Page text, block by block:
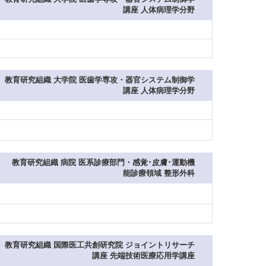
講座 人体病理学分野
教育研究組織 大学院 医歯学専攻・器官システム制御学
講座 人体病理学分野
教育研究組織 病院 医系診療部門・感覚･皮膚･運動機
能診療領域 整形外科
教育研究組織 国際医工共創研究院 ジョイントリサーチ
講座 先端技術医療応用学講座